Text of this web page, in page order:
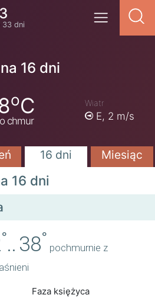
33 dni
16 dni
oC
chmur
Wiatr
E, 2 m/s
16 dni Miesiąc
16 dni
°.. 38°
pochmurnie z
Faza księżyca